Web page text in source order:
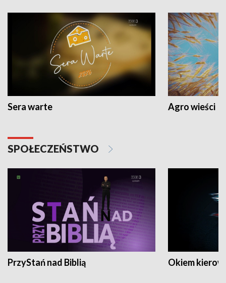
Sera warte Agro wieści
SPOŁECZEŃSTWO
PrzyStań nad Biblią Okiem